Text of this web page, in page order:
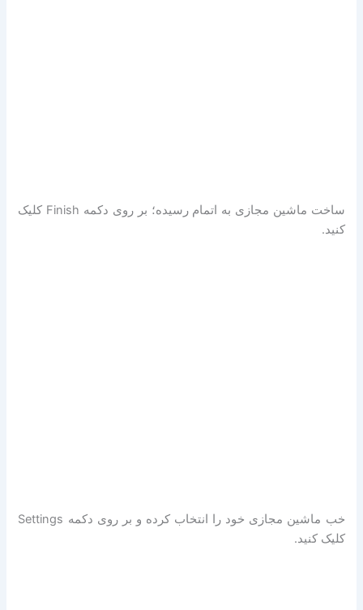
ساخت ماشین مجازی به اتمام رسیده؛ بر روی دکمه Finish کلیک
کنید.
خب ماشین مجازی خود را انتخاب کرده و بر روی دکمه Settings
کلیک کنید.